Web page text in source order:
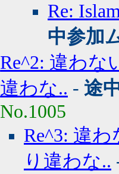
Re:
中参加
Re^2: 違わ
違わな.. - 途
No.1005
Re^3: 違
り違わな..